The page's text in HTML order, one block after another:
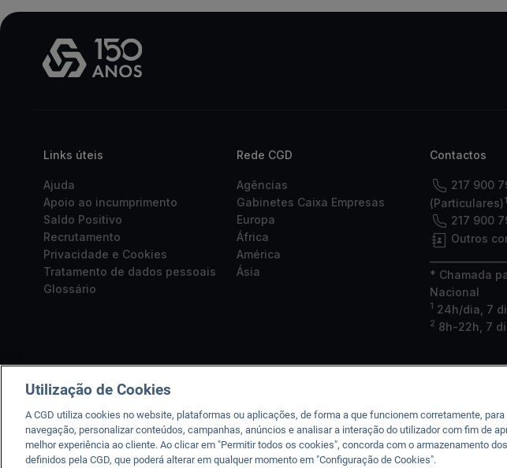
Links úteis
Ajuda
Apoio ao incumprimento
Saldo Positivo
Recrutamento
Privacidade e Cookies
Tratamento de dados pessoais
Glossário
Rede CGD
Agências
Gabinetes Caixa Empresas
Europa
África
América
Ásia
Contactos
217 900
(Particulares)1
217 900
Outros
* Chamada
Nacional
1 24h/dia, 7
2 8h-22h, 7
A CGD está registada junto do Banco de Portugal
Utilização de Cookies
A CGD utiliza cookies no website, plataformas ou aplicações, de forma a que funcionem corretamente, para
navegação, personalizar conteúdos, campanhas, anúncios e analisar a interação do utilizador com fim de
melhor experiência ao cliente. Ao clicar em "Permitir todos os cookies", concorda com o armazenamento
definidos pela CGD, que poderá alterar em qualquer momento em "Configuração de Cookies".